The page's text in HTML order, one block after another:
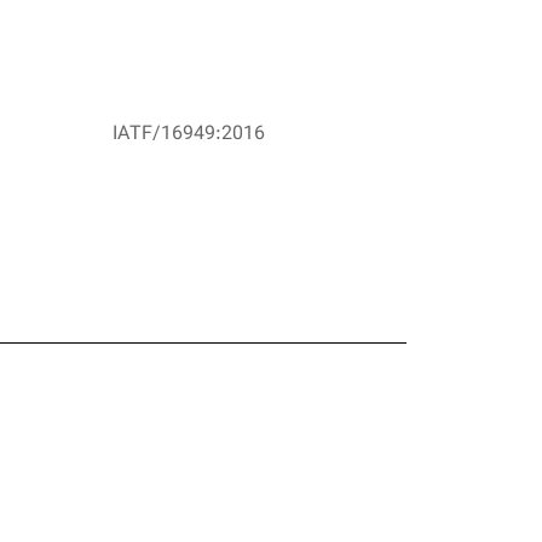
IATF/16949:2016